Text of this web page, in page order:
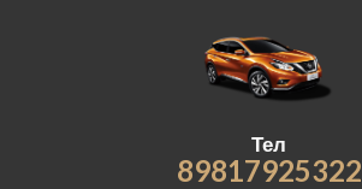
Тел
89817925322